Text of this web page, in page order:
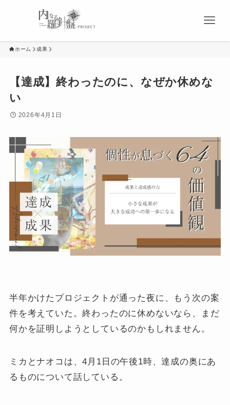
ホーム 成果
【達成】終わったのに、なぜか休めな
い
2026年4月1日
半年かけたプロジェクトが通った夜に、もう次の案
件を考えていた。終わったのに休めないなら、まだ
何かを証明しようとしているのかもしれません。
ミカとナオコは、4月1日の午後1時、達成の奥にあ
るものについて話している。